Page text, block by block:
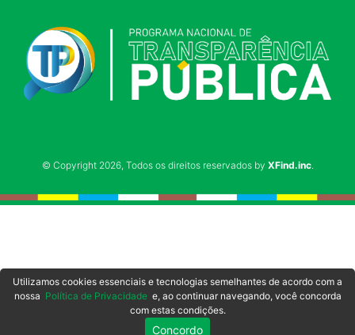
© Copyright 2026, Todos os direitos reservados by XFind.inc.
Utilizamos cookies essenciais e tecnologias semelhantes de acordo com a
nossa Política de Privacidadee, ao continuar navegando, você concorda
com estas condições.
Concordo